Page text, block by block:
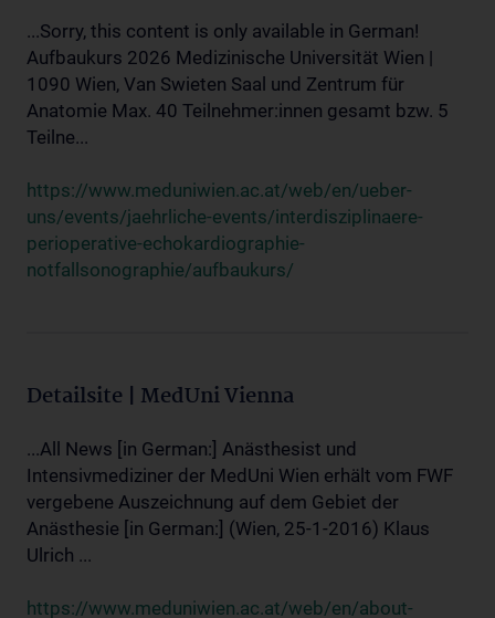
...Sorry, this content is only available in German!
Aufbaukurs 2026 Medizinische Universität Wien |
1090 Wien, Van Swieten Saal und Zentrum für
Anatomie Max. 40 Teilnehmer:innen gesamt bzw. 5
Teilne...
https://www.meduniwien.ac.at/web/en/ueber-
uns/events/jaehrliche-events/interdisziplinaere-
perioperative-echokardiographie-
notfallsonographie/aufbaukurs/
Detailsite | MedUni Vienna
...All News [in German:] Anästhesist und
Intensivmediziner der MedUni Wien erhält vom FWF
vergebene Auszeichnung auf dem Gebiet der
Anästhesie [in German:] (Wien, 25-1-2016) Klaus
Ulrich ...
https://www.meduniwien.ac.at/web/en/about-